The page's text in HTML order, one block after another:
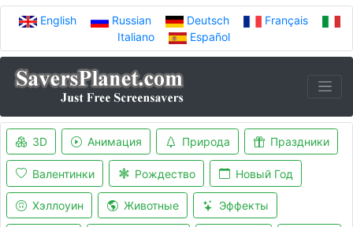
English Russian Deutsch
Français
Italiano
Español
3D Анимация Природа Праздники
Валентинки Рождество Новый Год
Хэллоуин Животные Эффекты